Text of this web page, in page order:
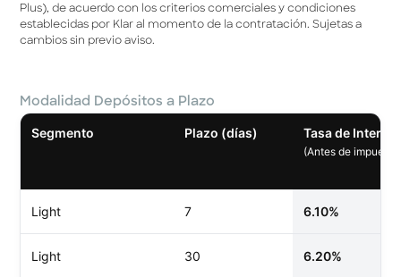
Plus), de acuerdo con los criterios comerciales y condiciones
establecidas por Klar al momento de la contratación. Sujetas a
cambios sin previo aviso.
Modalidad Depósitos a Plazo
Segmento Plazo (días) Tasa de Interés
(Antes de
Light 7 6.10%
Light 30 6.20%